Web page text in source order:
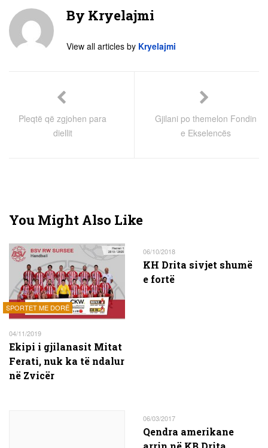
By Kryelajmi
View all articles by Kryelajmi
Pleqtë që zgjohen para
diellit
Gjilani po themelon Fondin
e Ekselencës
You Might Also Like
SPORTET ME DORË
04/11/2019
Ekipi i gjilanasit Mitat
Ferati, nuk ka të ndalur
në Zvicër
06/10/2018
KH Drita sivjet shumë
e fortë
06/03/2017
Qendra amerikane